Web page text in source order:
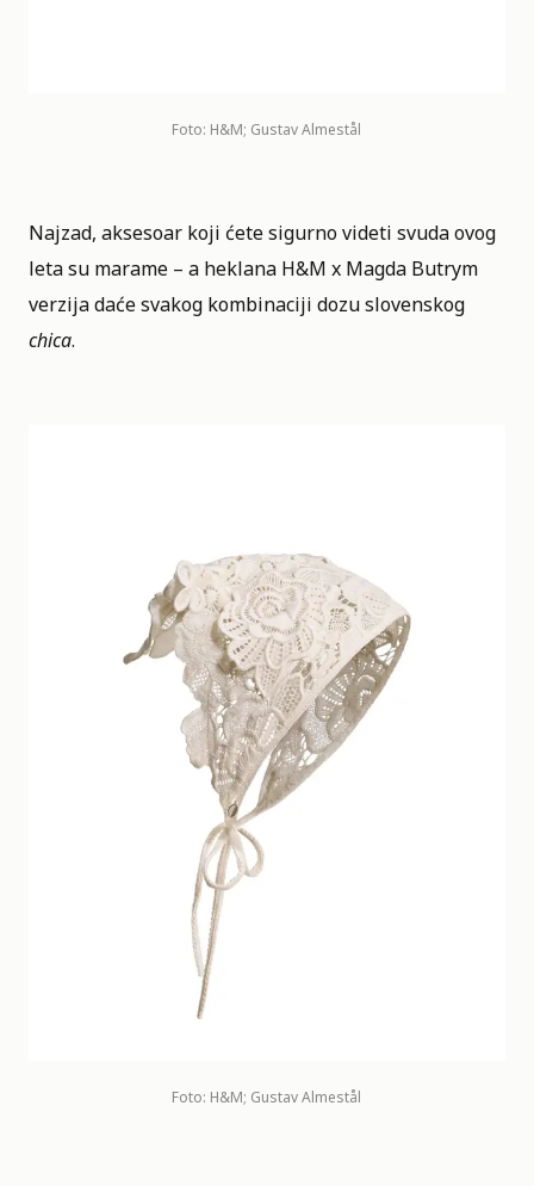
Foto: H&M; Gustav Almestål
Najzad, aksesoar koji ćete sigurno videti svuda ovog
leta su marame – a heklana H&M x Magda Butrym
verzija daće svakog kombinaciji dozu slovenskog
chica.
Foto: H&M; Gustav Almestål